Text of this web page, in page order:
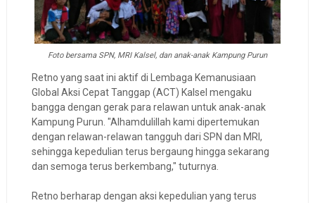
Foto bersama SPN, MRI Kalsel, dan anak-anak Kampung Purun
Retno yang saat ini aktif di Lembaga Kemanusiaan
Global Aksi Cepat Tanggap (ACT) Kalsel mengaku
bangga dengan gerak para relawan untuk anak-anak
Kampung Purun. "Alhamdulillah kami dipertemukan
dengan relawan-relawan tangguh dari SPN dan MRI,
sehingga kepedulian terus bergaung hingga sekarang
dan semoga terus berkembang," tuturnya.
Retno berharap dengan aksi kepedulian yang terus